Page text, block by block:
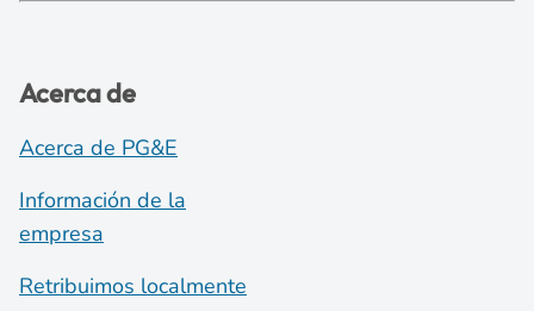
Acerca de
Acerca de PG&E
Información de la
empresa
Retribuimos localmente